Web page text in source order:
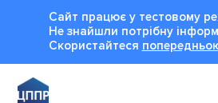
Сайт працює у тестовому
Не знайшли потрібну
Cкористайтеся